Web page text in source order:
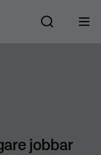
jobbar